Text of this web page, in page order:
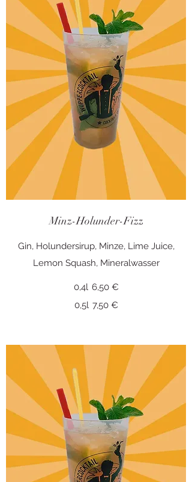
Minz-Holunder-Fizz
Gin, Holundersirup, Minze, Lime Juice,
Lemon Squash, Mineralwasser
0,4l 6,50 €
0,5l 7,50 €